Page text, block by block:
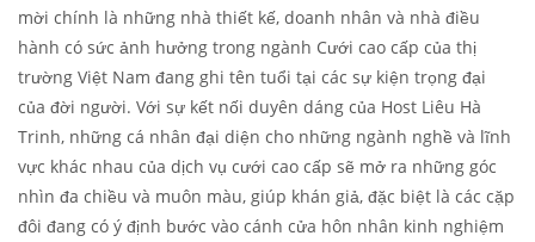
mời chính là những nhà thiết kế, doanh nhân và nhà điều
hành có sức ảnh hưởng trong ngành Cưới cao cấp của thị
trường Việt Nam đang ghi tên tuổi tại các sự kiện trọng đại
của đời người. Với sự kết nối duyên dáng của Host Liêu Hà
Trinh, những cá nhân đại diện cho những ngành nghề và lĩnh
vực khác nhau của dịch vụ cưới cao cấp sẽ mở ra những góc
nhìn đa chiều và muôn màu, giúp khán giả, đặc biệt là các cặp
đôi đang có ý định bước vào cánh cửa hôn nhân kinh nghiệm